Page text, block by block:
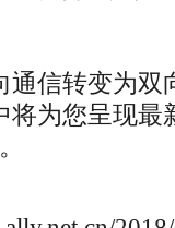
信转变为双
将为您呈现最